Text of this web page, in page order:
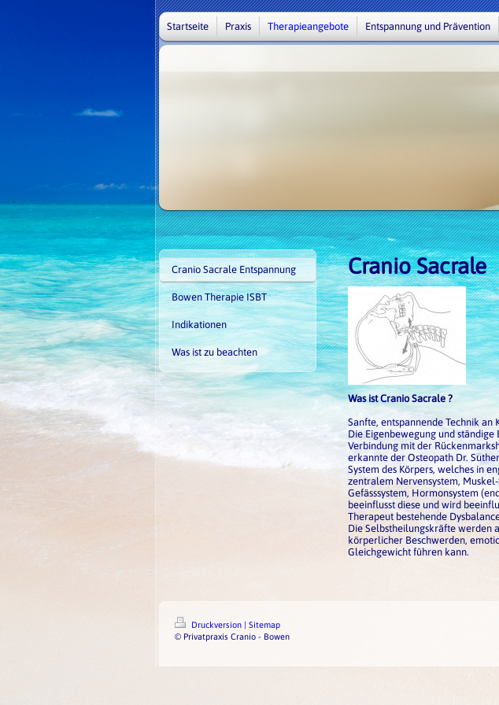
Startseite Praxis Therapieangebote Entspannung und Prävention
Cranio Sacrale Entspannung
Bowen Therapie ISBT
Indikationen
Was ist zu beachten
Cranio Sacrale
Was ist Cranio Sacrale ?
Sanfte, entspannende Technik an
Die Eigenbewegung und
Verbindung mit der
erkannte der Osteopath Dr.
System des Körpers, welches in
zentralem Nervensystem,
Gefässsystem, Hormonsystem
beeinflusst diese und wird
Therapeut bestehende
Die Selbstheilungskräfte werden
körperlicher Beschwerden,
Gleichgewicht führen kann.
Druckversion | Sitemap
© Privatpraxis Cranio - Bowen